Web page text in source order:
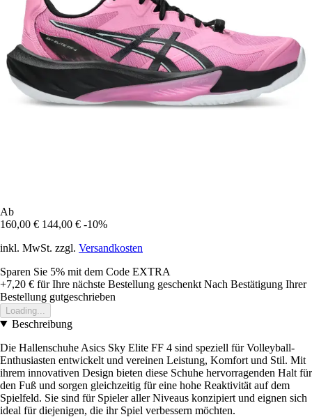
Ab
160,00 € 144,00 € -10%
inkl. MwSt. zzgl. Versandkosten
Sparen Sie 5% mit dem Code EXTRA
+7,20 € für Ihre nächste Bestellung geschenkt Nach Bestätigung Ihrer
Bestellung gutgeschrieben
Loading...
Beschreibung
Die Hallenschuhe Asics Sky Elite FF 4 sind speziell für Volleyball-
Enthusiasten entwickelt und vereinen Leistung, Komfort und Stil. Mit
ihrem innovativen Design bieten diese Schuhe hervorragenden Halt für
den Fuß und sorgen gleichzeitig für eine hohe Reaktivität auf dem
Spielfeld. Sie sind für Spieler aller Niveaus konzipiert und eignen sich
ideal für diejenigen, die ihr Spiel verbessern möchten.